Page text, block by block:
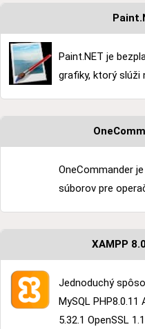
Paint.NET je
grafiky, ktorý slúži
OneCommander
súborov pre
XAMPP
Jednoduchý
MySQL PHP8.0.11
5.32.1 OpenSSL